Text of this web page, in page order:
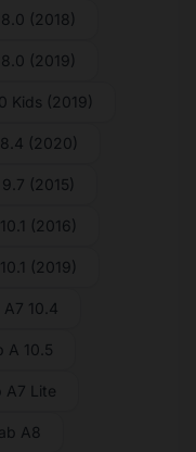
(2018)
(2019)
Kids (2019)
(2020)
(2015)
(2016)
(2019)
A7 10.4
A 10.5
A7 Lite
A8